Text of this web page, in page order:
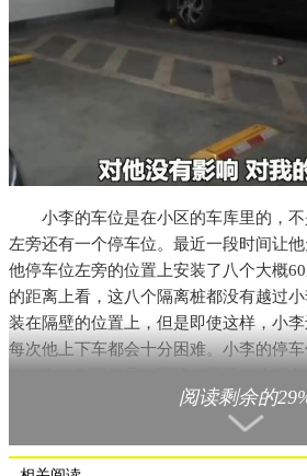
小李的车位是在小区的车库里的，
左旁还有一个停车位。最近一段时间让
他停车位左旁的位置上安装了八个大概
的距离上看，这八个隔离桩都没有越过
装在隔壁的位置上，但是即使这样，小
每次他上下车都会十分困难。小李的停
阅读剩余的